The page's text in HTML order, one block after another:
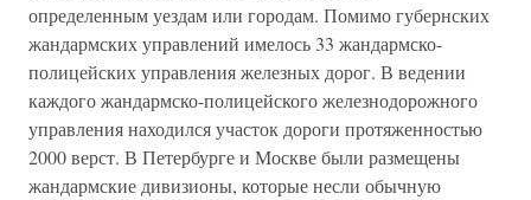
определенным уездам или городам. Помимо губернских
жандармских управлений имелось 33 жандармско-
полицейских управления железных дорог. В ведении
каждого жандармско-полицейского железнодорожного
управления находился участок дороги протяженностью
2000 верст. В Петербурге и Москве были размещены
жандармские дивизионы, которые несли обычную